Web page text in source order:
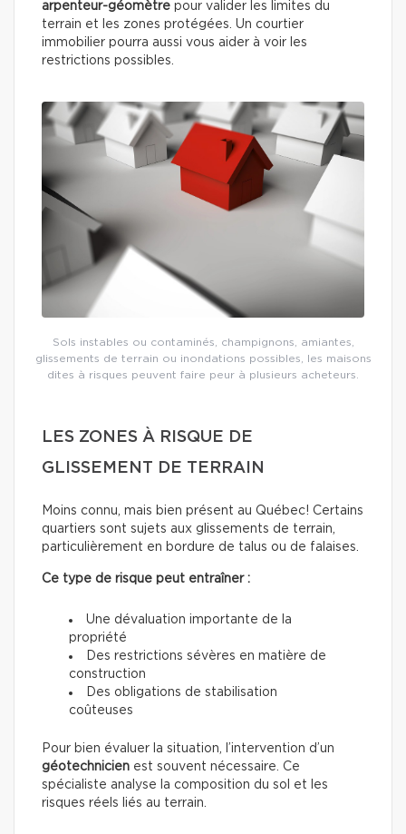
arpenteur-géomètre pour valider les limites du
terrain et les zones protégées. Un courtier
immobilier pourra aussi vous aider à voir les
restrictions possibles.
Sols instables ou contaminés, champignons, amiantes,
glissements de terrain ou inondations possibles, les maisons
dites à risques peuvent faire peur à plusieurs acheteurs.
LES ZONES À RISQUE DE
GLISSEMENT DE TERRAIN
Moins connu, mais bien présent au Québec! Certains
quartiers sont sujets aux glissements de terrain,
particulièrement en bordure de talus ou de falaises.
Ce type de risque peut entraîner :
Une dévaluation importante de la
propriété
Des restrictions sévères en matière de
construction
Des obligations de stabilisation
coûteuses
Pour bien évaluer la situation, l’intervention d’un
géotechnicien est souvent nécessaire. Ce
spécialiste analyse la composition du sol et les
risques réels liés au terrain.